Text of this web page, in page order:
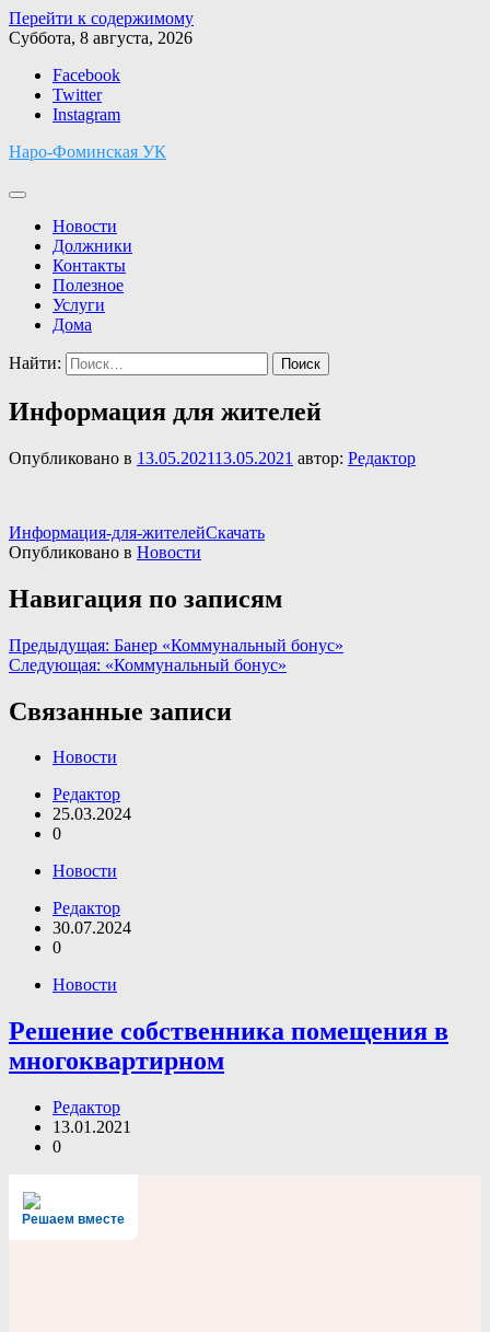
Перейти к содержимому
Суббота, 8 августа, 2026
Facebook
Twitter
Instagram
Наро-Фоминская УК
Новости
Должники
Контакты
Полезное
Услуги
Дома
Найти:
Информация для жителей
Опубликовано в 13.05.202113.05.2021 автор: Редактор
Информация-для-жителейСкачать
Опубликовано в Новости
Навигация по записям
Предыдущая: Банер «Коммунальный бонус»
Следующая: «Коммунальный бонус»
Связанные записи
Новости
Редактор
25.03.2024
0
Новости
Редактор
30.07.2024
0
Новости
Решение собственника помещения в
многоквартирном
Редактор
13.01.2021
0
Решаем вместе